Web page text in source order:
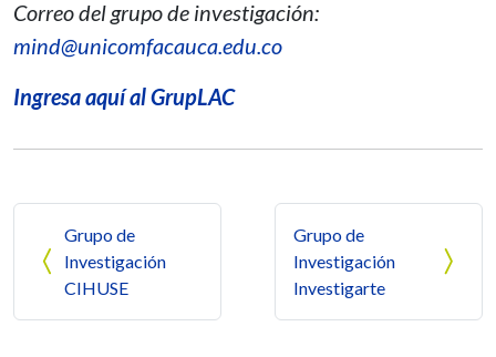
Correo del grupo de investigación:
mind@unicomfacauca.edu.co
Ingresa aquí al GrupLAC
Grupo de
Investigación
CIHUSE
Grupo de
Investigación
Investigarte